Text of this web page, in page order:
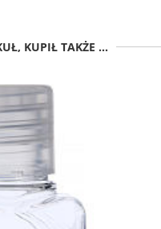
KUPIŁ TAKŻE ...